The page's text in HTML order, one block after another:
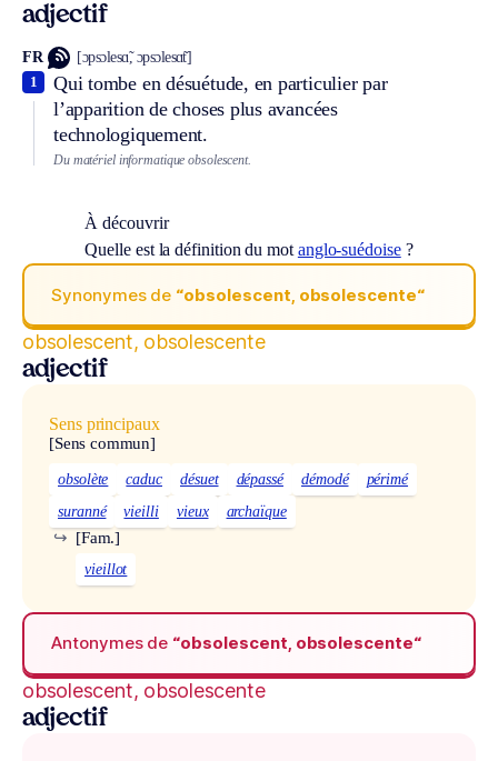
adjectif
FR [ɔpsɔlesɑ̃, ɔpsɔlesɑ̃t]
Qui tombe en désuétude, en particulier par
l’apparition de choses plus avancées
technologiquement.
1
Du matériel informatique obsolescent.
À découvrir
Quelle est la définition du mot anglo-suédoise?
Synonymes de “obsolescent, obsolescente“
obsolescent, obsolescente
adjectif
Sens principaux
[Sens commun]
obsolète caduc désuet dépassé démodé
périmé
suranné
vieilli vieux archaïque
[Fam.]
↪
vieillot
Antonymes de “obsolescent, obsolescente“
obsolescent, obsolescente
adjectif